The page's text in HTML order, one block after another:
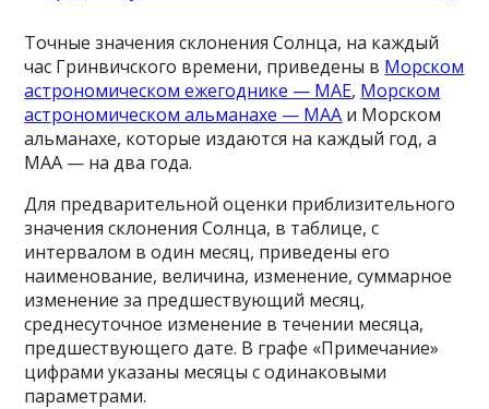
Точные значения склонения Солнца, на каждый
час Гринвичского времени, приведены в Морском
астрономическом ежегоднике — МАЕ, Морском
астрономическом альманахе — МАА и Морском
альманахе, которые издаются на каждый год, а
МАА — на два года.
Для предварительной оценки приблизительного
значения склонения Солнца, в таблице, с
интервалом в один месяц, приведены его
наименование, величина, изменение, суммарное
изменение за предшествующий месяц,
среднесуточное изменение в течении месяца,
предшествующего дате. В графе «Примечание»
цифрами указаны месяцы с одинаковыми
параметрами.